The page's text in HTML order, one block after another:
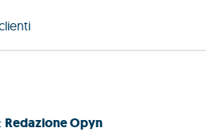
Redazione Opyn